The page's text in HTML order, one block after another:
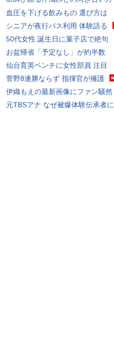
血圧を下げる飲みもの 選び方は
シニアが夜行バス利用 体験語る
50代女性 誕生日に菓子店で絶句
お盆帰省「予定なし」が約半数
仙台育英ベンチに女性部員 注目
菅野8連勝ならず 指揮官が擁護
伊織もえの最新画像にファン騒然
元TBSアナ なぜ被爆体験伝承者に